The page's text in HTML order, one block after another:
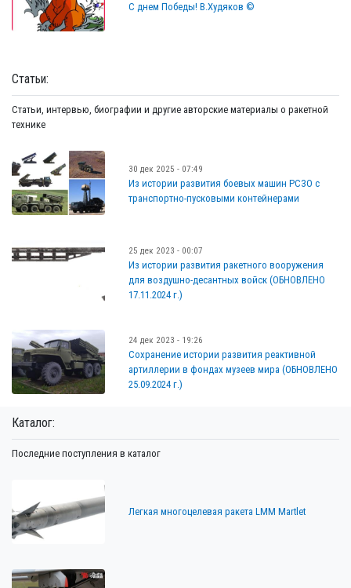
С днем Победы! В.Худяков ©
Статьи:
Статьи, интервью, биографии и другие авторские материалы о ракетной
технике
30 дек 2025 - 07:49
Из истории развития боевых машин РСЗО с
транспортно-пусковыми контейнерами
25 дек 2023 - 00:07
Из истории развития ракетного вооружения
для воздушно-десантных войск (ОБНОВЛЕНО
17.11.2024 г.)
24 дек 2023 - 19:26
Сохранение истории развития реактивной
артиллерии в фондах музеев мира (ОБНОВЛЕНО
25.09.2024 г.)
Каталог:
Последние поступления в каталог
Легкая многоцелевая ракета LMM Martlet